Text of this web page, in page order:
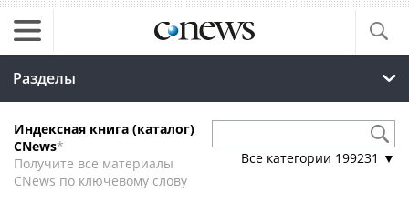
Разделы
Индексная книга (каталог)
CNews*
Получите все материалы
CNews по ключевому слову
Все категории 199231 ▼